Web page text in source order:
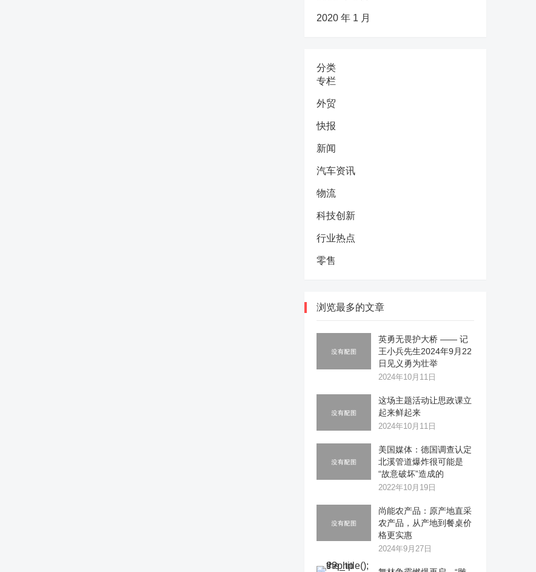
2020 年 1 月
分类
专栏
外贸
快报
新闻
汽车资讯
物流
科技创新
行业热点
零售
浏览最多的文章
英勇无畏护大桥 —— 记
王小兵先生2024年9月22
日见义勇为壮举
2024年10月11日
这场主题活动让思政课立
起来鲜起来
2024年10月11日
美国媒体：德国调查认定
北溪管道爆炸很可能是
“故意破坏”造成的
2022年10月19日
尚能农产品：原产地直采
农产品，从产地到餐桌价
格更实惠
2024年9月27日